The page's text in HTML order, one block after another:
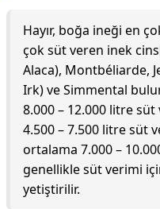
Hayır, boğa ineği en
çok süt veren inek
Alaca), Montbéliarde,
Irk) ve Simmental
8.000 – 12.000 litre süt
4.500 – 7.500 litre süt
ortalama 7.000 –
genellikle süt verimi
yetiştirilir.